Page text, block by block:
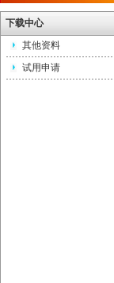
下载中心
其他资料
试用申请